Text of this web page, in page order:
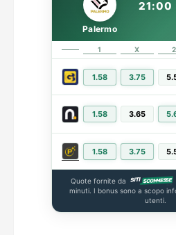
21:00
Palermo
1 X 2
1.58 3.75
1.58 3.65
1.58 3.75
Quote fornite da
minuti. I bonus sono a scopo
utenti.